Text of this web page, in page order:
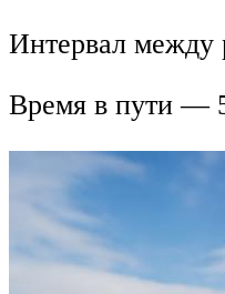
Интервал
Время в пути —